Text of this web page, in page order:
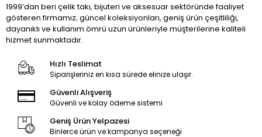
1999’dan beri çelik takı, bijuteri ve aksesuar sektöründe faaliyet
gösteren firmamız; güncel koleksiyonları, geniş ürün çeşitliliği,
dayanıklı ve kullanım ömrü uzun ürünleriyle müşterilerine kaliteli
hizmet sunmaktadır.
Hızlı Teslimat
Siparişleriniz en kısa sürede elinize ulaşır.
Güvenli Alışveriş
Güvenli ve kolay ödeme sistemi
Geniş Ürün Yelpazesi
Binlerce ürün ve kampanya seçeneği